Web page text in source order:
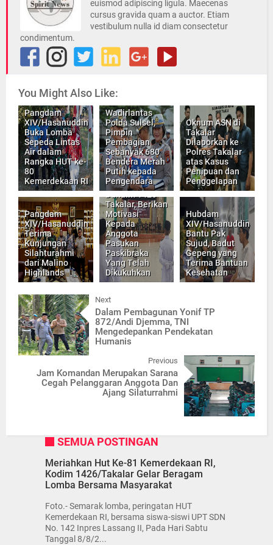
euismod adipiscing ligula. Maecenas
cursus gravida quam a auctor. Etiam
vestibulum nulla id diam consectetur
condimentum.
You Might Also Like:
Pangdam
XIV/Hasanuddin
Buka Lomba
Sepeda Lintas
Air dalam
Rangka HUT ke-
80
Kemerdekaan RI
Wadirlantas
Polda Sulsel,
Pimpin
Pembagian
Sebanyak 680
Bendera Merah
Putih kepada
Pengendara
Oknum ASN di
Takalar
Dilaporkan ke
Polres Takalar
atas Kasus
Penipuan dan
Penggelapan
Pangdam
XIV/Hasanuddin
Terima
Kunjungan
Silahturahmi
dari Malino
Highlands
Takalar, Berikan
Motivasi
Kepada
Anggota
Pasukan
Paskibraka
Yang Telah
Dikukuhkan
Hubdam
XIV/Hasanuddin
Bantu Pak
Sujud, Badut
Gepeng yang
Terima Bantuan
Kesehatan
Next
Dalam Pembagunan Yonif TP
872/Andi Djemma, TNI
Mengedepankan Pendekatan
Humanis
Previous
Jam Komandan Merupakan Sarana
Cegah Pelanggaran Anggota Dan
Ajang Silaturrahmi
SEMUA POSTINGAN
Meriahkan Hut Ke-81 Kemerdekaan RI,
Kodim 1426/Takalar Gelar Beragam
Lomba Bersama Masyarakat
Foto.- Semarak lomba, peringatan HUT
Kemerdekaan RI, bersama siswa-siswi UPT SDN
No. 142 Inpres Lassang II, Pada Hari Sabtu
Tanggal 8/8/2...